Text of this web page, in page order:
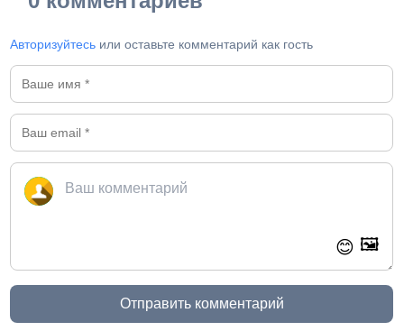
Авторизуйтесь или оставьте комментарий как гость
😊 🖼️
Отправить комментарий